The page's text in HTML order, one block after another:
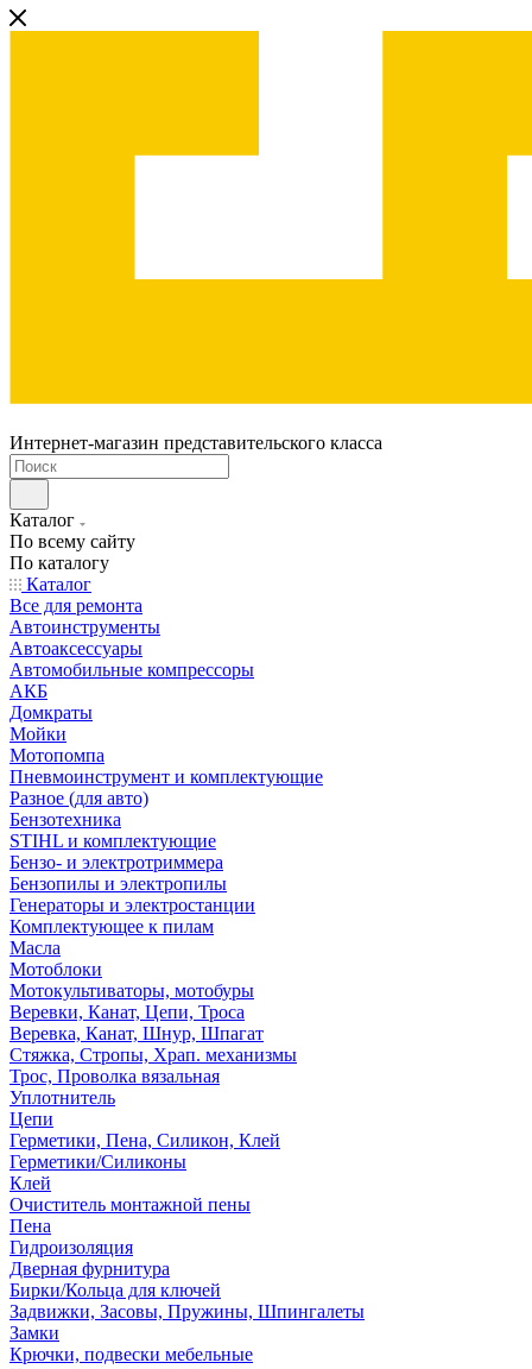
Интернет-магазин представительского класса
Каталог
По всему сайту
По каталогу
Каталог
Все для ремонта
Автоинструменты
Автоаксессуары
Автомобильные компрессоры
АКБ
Домкраты
Мойки
Мотопомпа
Пневмоинструмент и комплектующие
Разное (для авто)
Бензотехника
STIHL и комплектующие
Бензо- и электротриммера
Бензопилы и электропилы
Генераторы и электростанции
Комплектующее к пилам
Масла
Мотоблоки
Мотокультиваторы, мотобуры
Веревки, Канат, Цепи, Троса
Веревка, Канат, Шнур, Шпагат
Стяжка, Стропы, Храп. механизмы
Трос, Проволка вязальная
Уплотнитель
Цепи
Герметики, Пена, Силикон, Клей
Герметики/Силиконы
Клей
Очиститель монтажной пены
Пена
Гидроизоляция
Дверная фурнитура
Бирки/Кольца для ключей
Задвижки, Засовы, Пружины, Шпингалеты
Замки
Крючки, подвески мебельные